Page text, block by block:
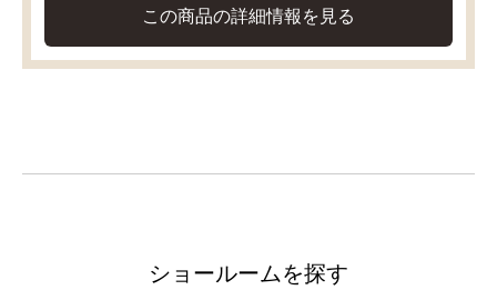
この商品の詳細情報を見る
ショールームを探す